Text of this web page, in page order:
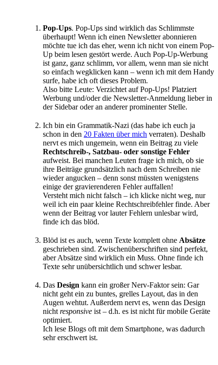
Pop-Ups. Pop-Ups sind wirklich das Schlimmste
überhaupt! Wenn ich einen Newsletter abonnieren
möchte tue ich das eher, wenn ich nicht von einem Pop-
Up beim lesen gestört werde. Auch Pop-Up-Werbung
ist ganz, ganz schlimm, vor allem, wenn man sie nicht
so einfach wegklicken kann – wenn ich mit dem Handy
surfe, habe ich oft dieses Problem.
Also bitte Leute: Verzichtet auf Pop-Ups! Platziert
Werbung und/oder die Newsletter-Anmeldung lieber in
der Sidebar oder an anderer prominenter Stelle.
Ich bin ein Grammatik-Nazi (das habe ich euch ja
schon in den 20 Fakten über mich verraten). Deshalb
nervt es mich ungemein, wenn ein Beitrag zu viele
Rechtschreib-, Satzbau- oder sonstige Fehler
aufweist. Bei manchen Leuten frage ich mich, ob sie
ihre Beiträge grundsätzlich nach dem Schreiben nie
wieder angucken – denn sonst müssten wenigstens
einige der gravierenderen Fehler auffallen!
Versteht mich nicht falsch – ich klicke nicht weg, nur
weil ich ein paar kleine Rechtschreibfehler finde. Aber
wenn der Beitrag vor lauter Fehlern unlesbar wird,
finde ich das blöd.
Blöd ist es auch, wenn Texte komplett ohne Absätze
geschrieben sind. Zwischenüberschriften sind perfekt,
aber Absätze sind wirklich ein Muss. Ohne finde ich
Texte sehr unübersichtlich und schwer lesbar.
Das Design kann ein großer Nerv-Faktor sein: Gar
nicht geht ein zu buntes, grelles Layout, das in den
Augen wehtut. Außerdem nervt es, wenn das Design
nicht responsive ist – d.h. es ist nicht für mobile Geräte
optimiert.
Ich lese Blogs oft mit dem Smartphone, was dadurch
sehr erschwert ist.